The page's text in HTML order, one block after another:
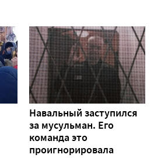
Навальный заступился
за мусульман. Его
команда это
проигнорировала